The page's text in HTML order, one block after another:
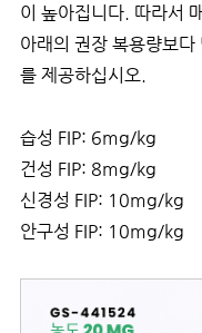
이 높아집니다. 따라서
아래의 권장 복용량보
를 제공하십시오.
습성 FIP: 6mg/kg
건성 FIP: 8mg/kg
신경성 FIP: 10mg/kg
안구성 FIP: 10mg/kg